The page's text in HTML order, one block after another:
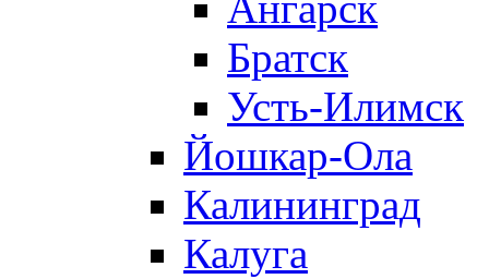
Братск
Усть-Илимск
Йошкар-Ола
Калининград
Калуга